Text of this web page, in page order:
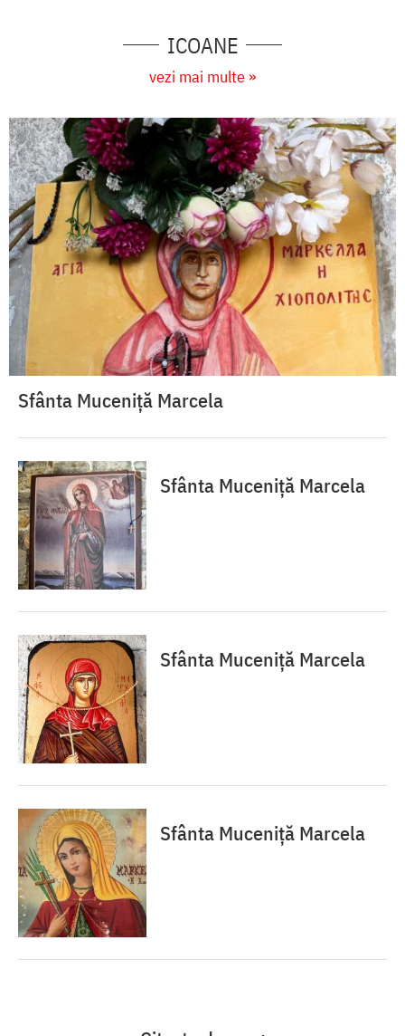
ICOANE
vezi mai multe »
Sfânta Muceniță Marcela
Sfânta Muceniță Marcela
Sfânta Muceniță Marcela
Sfânta Muceniță Marcela